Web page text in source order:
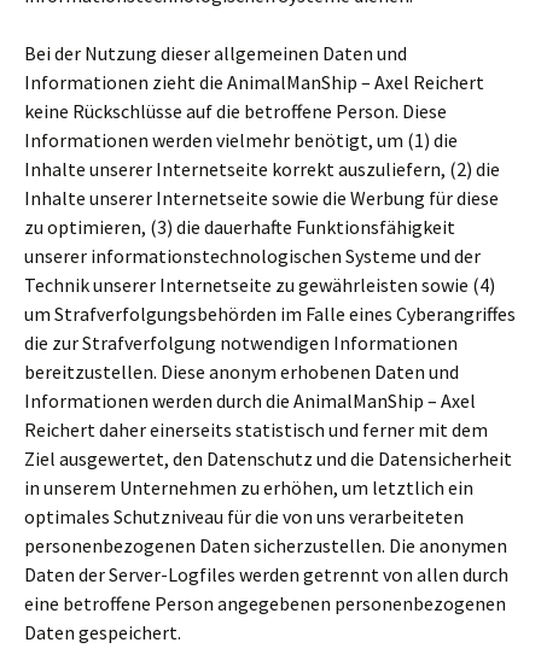
Bei der Nutzung dieser allgemeinen Daten und
Informationen zieht die AnimalManShip – Axel Reichert
keine Rückschlüsse auf die betroffene Person. Diese
Informationen werden vielmehr benötigt, um (1) die
Inhalte unserer Internetseite korrekt auszuliefern, (2) die
Inhalte unserer Internetseite sowie die Werbung für diese
zu optimieren, (3) die dauerhafte Funktionsfähigkeit
unserer informationstechnologischen Systeme und der
Technik unserer Internetseite zu gewährleisten sowie (4)
um Strafverfolgungsbehörden im Falle eines Cyberangriffes
die zur Strafverfolgung notwendigen Informationen
bereitzustellen. Diese anonym erhobenen Daten und
Informationen werden durch die AnimalManShip – Axel
Reichert daher einerseits statistisch und ferner mit dem
Ziel ausgewertet, den Datenschutz und die Datensicherheit
in unserem Unternehmen zu erhöhen, um letztlich ein
optimales Schutzniveau für die von uns verarbeiteten
personenbezogenen Daten sicherzustellen. Die anonymen
Daten der Server-Logfiles werden getrennt von allen durch
eine betroffene Person angegebenen personenbezogenen
Daten gespeichert.